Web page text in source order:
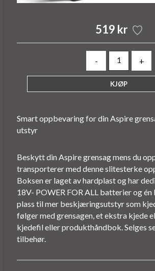
519 kr
- +
Smart oppbevaring for din Aspire
utstyr
Beskytt din Aspire grensag mens du
transporterer med denne slitesterke
Boksen er laget av hardplast og har
18V- POWER FOR ALL batterier og én
plass til mer beskjæringsutstyr som
følger med grensagen, et ekstra kjede
kjedefil eller produkthåndbok. Selges
tilbehør.